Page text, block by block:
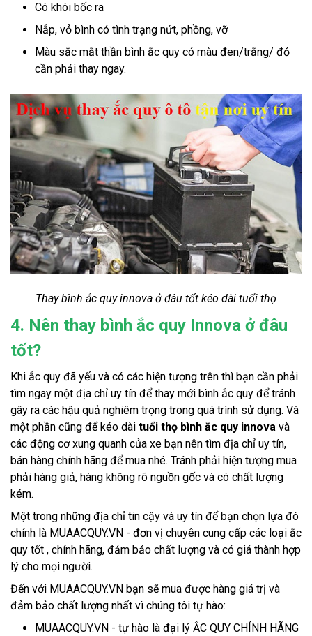
Có khói bốc ra
Nắp, vỏ bình có tình trạng nứt, phồng, vỡ
Màu sắc mắt thần bình ắc quy có màu đen/trắng/ đỏ
cần phải thay ngay.
Thay bình ắc quy innova ở đâu tốt kéo dài tuổi thọ
4. Nên thay bình ắc quy Innova ở đâu
tốt?
Khi ắc quy đã yếu và có các hiện tượng trên thì bạn cần phải
tìm ngay một địa chỉ uy tín để thay mới bình ắc quy để tránh
gây ra các hậu quả nghiêm trọng trong quá trình sử dụng. Và
một phần cũng để kéo dài tuổi thọ bình ắc quy innova và
các động cơ xung quanh của xe bạn nên tìm địa chỉ uy tín,
bán hàng chính hãng để mua nhé. Tránh phải hiện tượng mua
phải hàng giả, hàng không rõ nguồn gốc và có chất lượng
kém.
Một trong những địa chỉ tin cậy và uy tín để bạn chọn lựa đó
chính là MUAACQUY.VN - đơn vị chuyên cung cấp các loại ắc
quy tốt , chính hãng, đảm bảo chất lượng và có giá thành hợp
lý cho mọi người.
Đến với MUAACQUY.VN bạn sẽ mua được hàng giá trị và
đảm bảo chất lượng nhất vì chúng tôi tự hào:
MUAACQUY.VN - tự hào là đại lý ẮC QUY CHÍNH HÃNG